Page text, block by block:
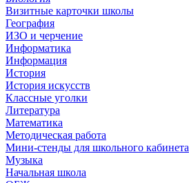
Визитные карточки школы
География
ИЗО и черчение
Информатика
Информация
История
История искусств
Классные уголки
Литература
Математика
Методическая работа
Мини-стенды для школьного кабинета
Музыка
Начальная школа